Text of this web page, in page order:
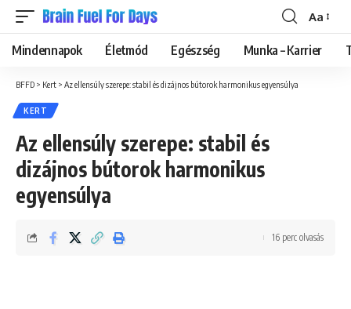
Font
Resizer
Aa
Mindennapok Életmód Egészség Munka – Karrier
BFFD > Kert > Az ellensúly szerepe: stabil és dizájnos bútorok harmonikus egyensúlya
KERT
Az ellensúly szerepe: stabil és
dizájnos bútorok harmonikus
egyensúlya
16 perc olvasás